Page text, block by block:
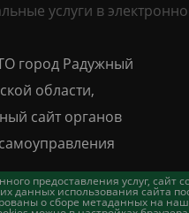
предоставления услуг,
данных использования сайта
о сборе метаданных на
услуги в
город Радужный
области,
сайт органов